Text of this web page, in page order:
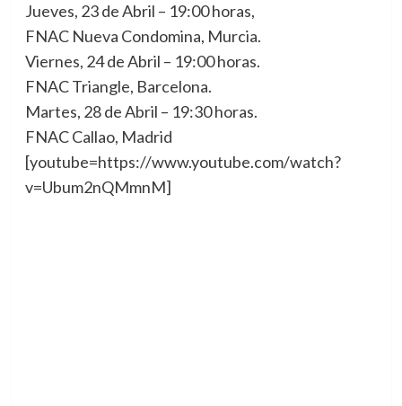
Jueves, 23 de Abril – 19:00 horas,
FNAC Nueva Condomina, Murcia.
Viernes, 24 de Abril – 19:00 horas.
FNAC Triangle, Barcelona.
Martes, 28 de Abril – 19:30 horas.
FNAC Callao, Madrid
[youtube=https://www.youtube.com/watch?
v=Ubum2nQMmnM]